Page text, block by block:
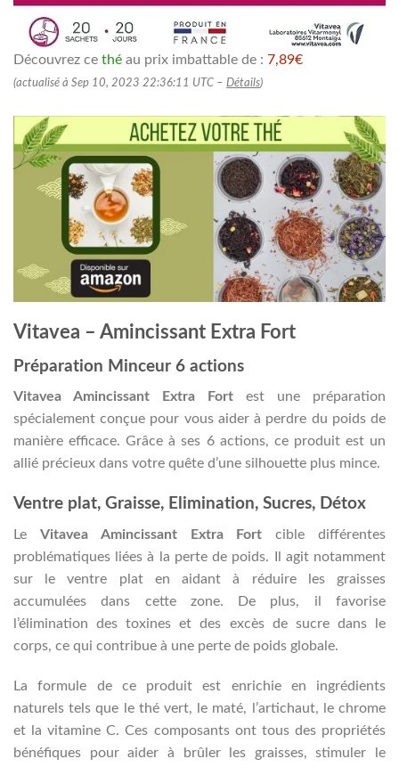
Découvrez ce thé au prix imbattable de : 7,89€
(actualisé à Sep 10, 2023 22:36:11 UTC – Détails)
Vitavea – Amincissant Extra Fort
Préparation Minceur 6 actions
Vitavea Amincissant Extra Fort est une préparation
spécialement conçue pour vous aider à perdre du poids de
manière efficace. Grâce à ses 6 actions, ce produit est un
allié précieux dans votre quête d’une silhouette plus mince.
Ventre plat, Graisse, Elimination, Sucres, Détox
Le Vitavea Amincissant Extra Fort cible différentes
problématiques liées à la perte de poids. Il agit notamment
sur le ventre plat en aidant à réduire les graisses
accumulées dans cette zone. De plus, il favorise
l’élimination des toxines et des excès de sucre dans le
corps, ce qui contribue à une perte de poids globale.
La formule de ce produit est enrichie en ingrédients
naturels tels que le thé vert, le maté, l’artichaut, le chrome
et la vitamine C. Ces composants ont tous des propriétés
bénéfiques pour aider à brûler les graisses, stimuler le